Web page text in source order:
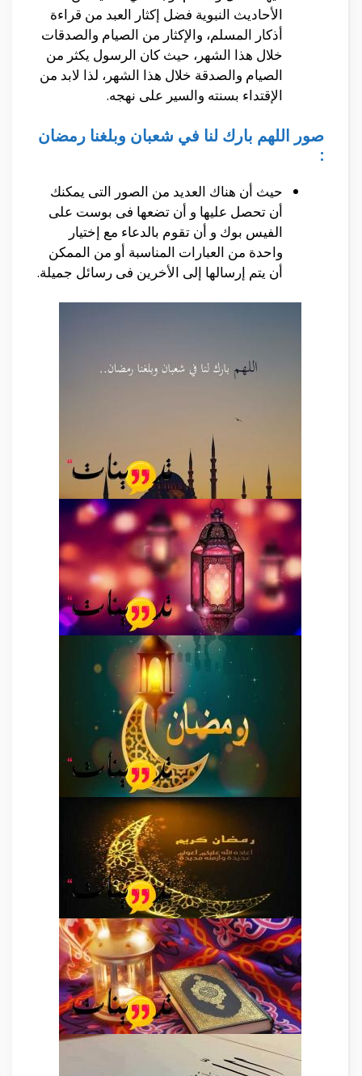
الأحاديث النبوية فضل إكثار العبد من قراءة
أذكار المسلم، والإكثار من الصيام والصدقات
خلال هذا الشهر، حيث كان الرسول يكثر من
الصيام والصدقة خلال هذا الشهر، لذا لابد من
الإقتداء بسنته والسير على نهجه.
صور اللهم بارك لنا في شعبان وبلغنا رمضان
:
حيث أن هناك العديد من الصور التى يمكنك
أن تحصل عليها و أن تضعها فى بوست على
الفيس بوك و أن تقوم بالدعاء مع إختيار
واحدة من العبارات المناسبة أو من الممكن
أن يتم إرسالها إلى الأخرين فى رسائل جميلة.